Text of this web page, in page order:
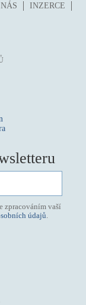
INZERCE
zpracováním vaší
údajů